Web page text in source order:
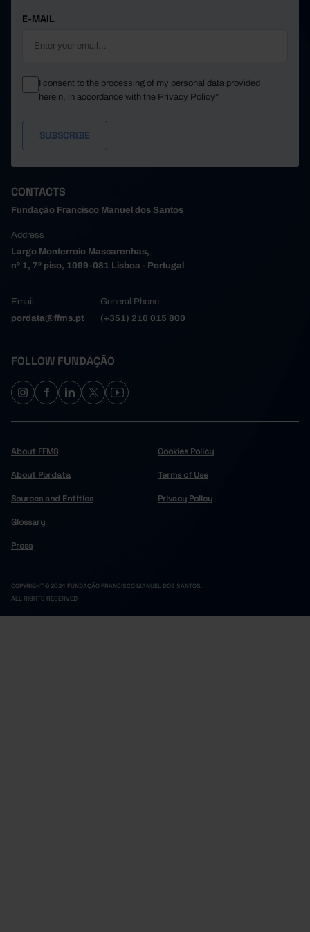
E-MAIL
I consent to the processing of my personal data provided
herein, in accordance with the Privacy Policy*
CONTACTS
Fundação Francisco Manuel dos Santos
Address
Largo Monterroio Mascarenhas,
nº 1, 7º piso, 1099-081 Lisboa - Portugal
Email
pordata@ffms.pt
General Phone
(+351) 210 015 800
FOLLOW FUNDAÇÃO
About FFMS
About Pordata
Sources and Entities
Glossary
Press
Cookies Policy
Terms of Use
Privacy Policy
COPYRIGHT © 2024 FUNDAÇÃO FRANCISCO MANUEL DOS SANTOS.
ALL RIGHTS RESERVED